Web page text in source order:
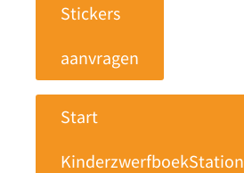
Stickers
aanvragen
Start
KinderzwerfboekStation